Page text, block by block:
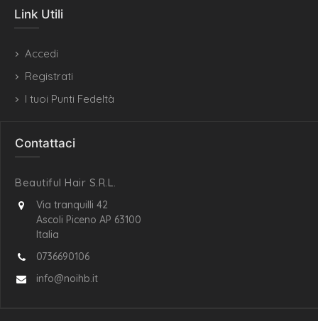
Link Utili
Accedi
Registrati
I tuoi Punti Fedeltà
Contattaci
Beautiful Hair S.R.L.
Via tranquilli 42
Ascoli Piceno AP 63100
Italia
0736690106
info@noihb.it